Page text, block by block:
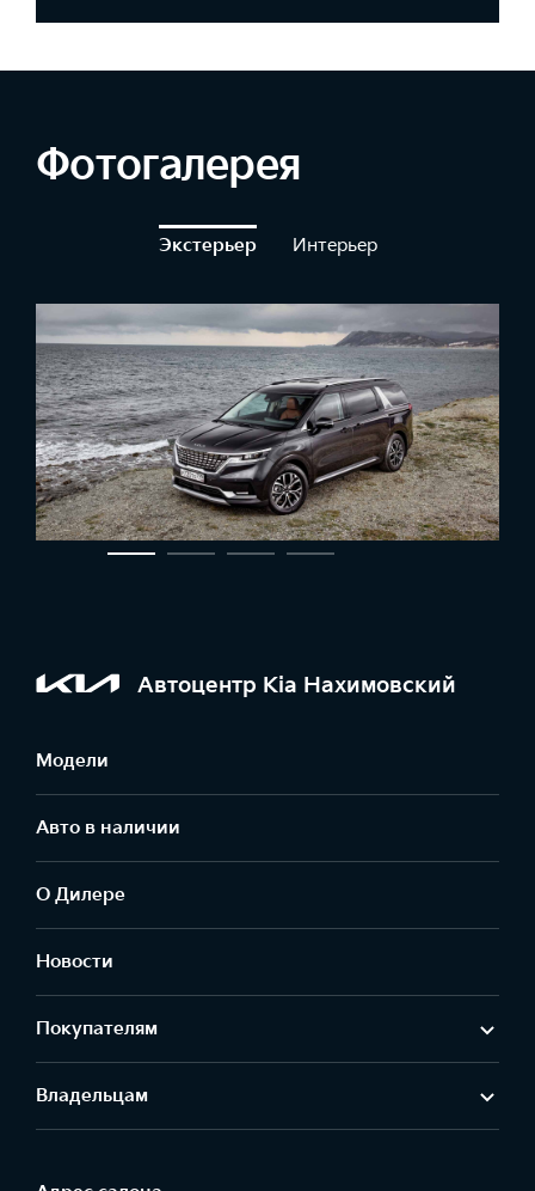
Фотогалерея
Экстерьер Интерьер
Автоцентр Kia Нахимовский
Модели
Авто в наличии
О Дилере
Новости
Покупателям
Владельцам